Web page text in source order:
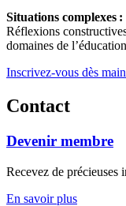
Situations complexes
Réflexions
domaines de
Inscrivez-vous dès
Contact
Devenir membre
Recevez de
En savoir plus